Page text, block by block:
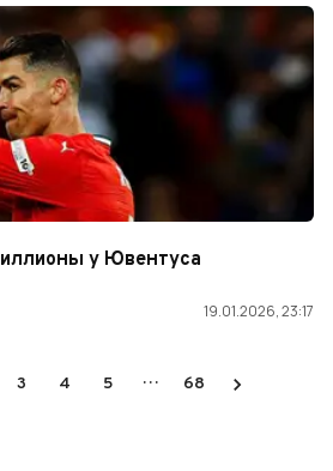
у Ювентуса
19.01.2026, 23:17
3 4 5 … 68